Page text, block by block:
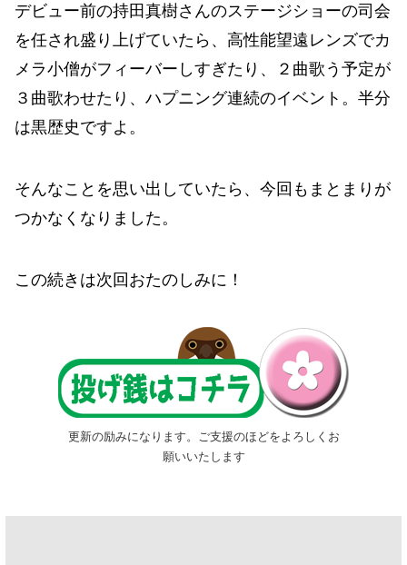
デビュー前の持田真樹さんのステージショーの司会
を任され盛り上げていたら、高性能望遠レンズでカ
メラ小僧がフィーバーしすぎたり、２曲歌う予定が
３曲歌わせたり、ハプニング連続のイベント。半分
は黒歴史ですよ。
そんなことを思い出していたら、今回もまとまりが
つかなくなりました。
この続きは次回おたのしみに！
更新の励みになります。ご支援のほどをよろしくお
願いいたします